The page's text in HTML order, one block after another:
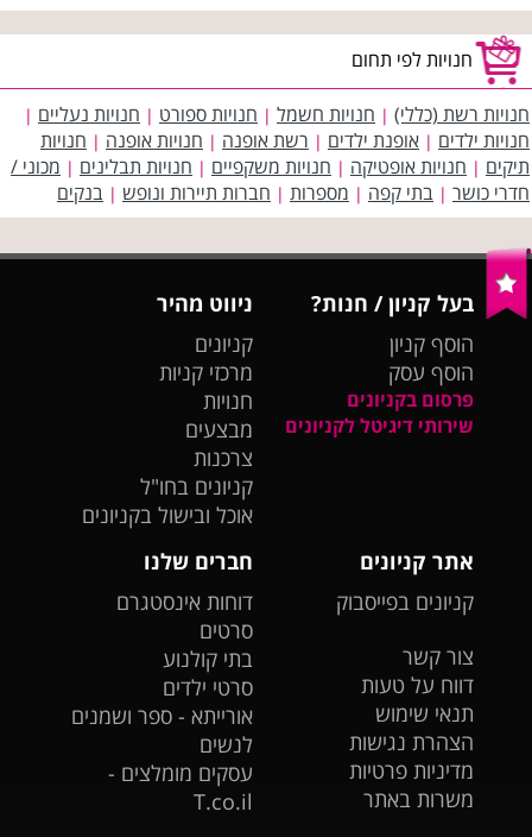
חנויות לפי תחום
חנויות רשת (כללי) | חנויות חשמל | חנויות ספורט | חנויות נעליים |
חנויות ילדים | אופנת ילדים | רשת אופנה | חנויות אופנה | חנויות
תיקים | חנויות אופטיקה | חנויות משקפיים | חנויות תבלינים | מכוני /
חדרי כושר | בתי קפה | מספרות | חברות תיירות ונופש | בנקים
בעל קניון / חנות?
הוסף קניון
הוסף עסק
פרסום בקניונים
שירותי דיגיטל לקניונים
ניווט מהיר
קניונים
מרכזי קניות
חנויות
מבצעים
צרכנות
קניונים בחו"ל
אוכל ובישול בקניונים
אתר קניונים
קניונים בפייסבוק
צור קשר
דווח על טעות
תנאי שימוש
הצהרת נגישות
מדיניות פרטיות
משרות באתר
חברים שלנו
דוחות אינסטגרם
סרטים
בתי קולנוע
סרטי ילדים
אורייתא - ספר ושמנים
לנשים
עסקים מומלצים -
T.co.il